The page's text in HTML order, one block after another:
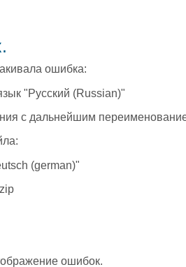
ошибка:
"Русский (Russian)"
с дальнейшим
(german)"
ошибок.